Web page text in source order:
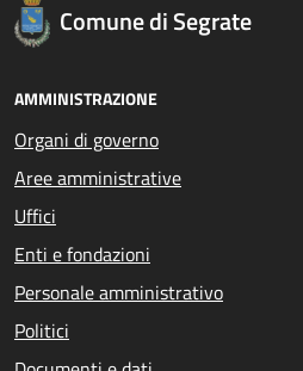
Comune di Segrate
AMMINISTRAZIONE
Organi di governo
Aree amministrative
Uffici
Enti e fondazioni
Personale amministrativo
Politici